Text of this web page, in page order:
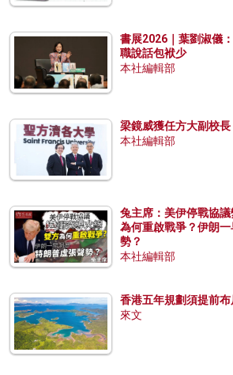
書展2026｜葉劉淑儀
職說話包袱少
本社編輯部
梁鏡威獲任方大副校
本社編輯部
兔主席：美伊停戰協
為何重啟戰爭？伊朗
勢？
本社編輯部
香港五年規劃須提前
來文